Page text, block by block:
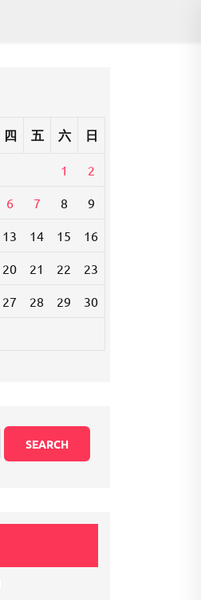
四 五 六 日
1 2
6 7 8 9
13 14 15 16
20 21 22 23
27 28 29 30